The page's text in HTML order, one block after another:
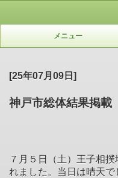
メニュー
[25年07月09日]
神戸市総体結果掲載
７月５日（土）王子相
れました。当日は晴天